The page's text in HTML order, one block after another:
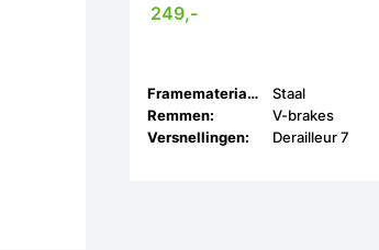
249,-
Framemateriaal:
Staal
Remmen:
V-brakes
Versnellingen:
Derailleur 7